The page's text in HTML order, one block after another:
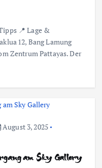
📍 Lage &
12, Bang Lamung
Zentrum Pattayas. Der
August 3, 2025
am Sky Gallery